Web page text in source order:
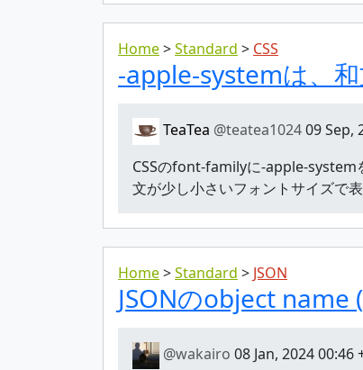
Home Standard CSS
-apple-systemは、
TeaTea @teatea102409 Sep,
CSSのfont-familyに-apple-system
文が少し小さいフォントサイズで
Home Standard JSON
JSONのobject name
@wakairo 08 Jan, 2024 00:46